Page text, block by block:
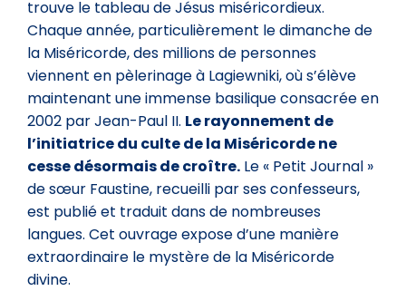
trouve le tableau de Jésus miséricordieux.
Chaque année, particulièrement le dimanche de
la Miséricorde, des millions de personnes
viennent en pèlerinage à Lagiewniki, où s’élève
maintenant une immense basilique consacrée en
2002 par Jean-Paul II. Le rayonnement de
l’initiatrice du culte de la Miséricorde ne
cesse désormais de croître. Le « Petit Journal »
de sœur Faustine, recueilli par ses confesseurs,
est publié et traduit dans de nombreuses
langues. Cet ouvrage expose d’une manière
extraordinaire le mystère de la Miséricorde
divine.